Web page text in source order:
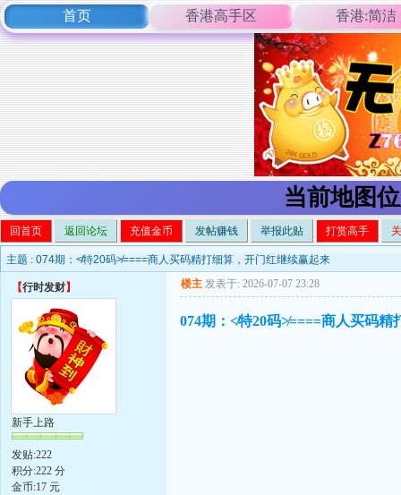
首页 香港高手区 香港:简洁
当前地图
回首页 返回论坛 充值金币 发帖赚钱 举报此贴 打赏高手
主题 : 074期：≮特20码≯====商人买码精打细算，开门红继续赢起来
【行时发财】
新手上路
发贴:222
积分:222 分
金币:17 元
楼主 发表于: 2026-07-07 23:28
074期：≮特20码≯====商人买码